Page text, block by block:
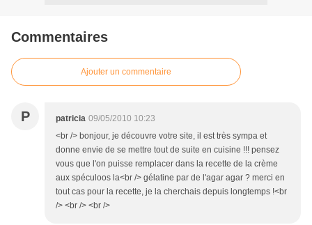
Commentaires
Ajouter un commentaire
P patricia 09/05/2010 10:23
<br /> bonjour, je découvre votre site, il est très sympa et
donne envie de se mettre tout de suite en cuisine !!! pensez
vous que l'on puisse remplacer dans la recette de la crème
aux spéculoos la<br /> gélatine par de l'agar agar ? merci en
tout cas pour la recette, je la cherchais depuis longtemps !<br
/> <br /> <br />